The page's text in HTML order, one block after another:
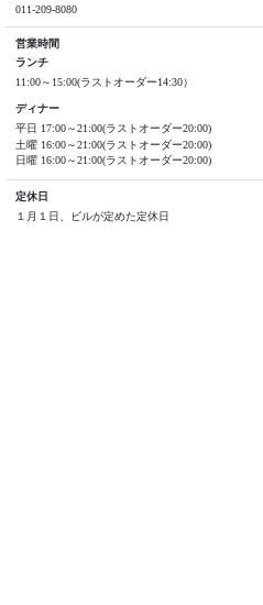
011-209-8080
営業時間
ランチ
11:00～15:00(ラストオーダー14:30）
ディナー
平日 17:00～21:00(ラストオーダー20:00)
土曜 16:00～21:00(ラストオーダー20:00)
日曜 16:00～21:00(ラストオーダー20:00)
定休日
１月１日、ビルが定めた定休日